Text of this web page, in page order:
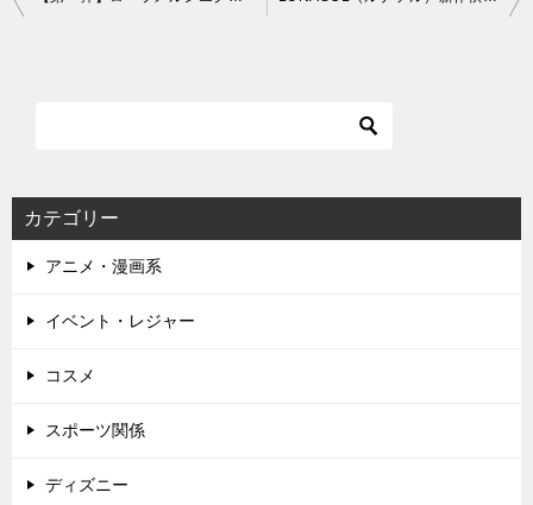
ー
シ
ョ
ン
カテゴリー
アニメ・漫画系
イベント・レジャー
コスメ
スポーツ関係
ディズニー